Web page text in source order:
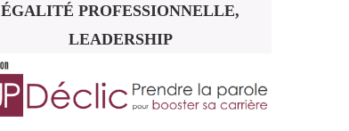
ÉGALITÉ PROFESSIONNELLE,
LEADERSHIP